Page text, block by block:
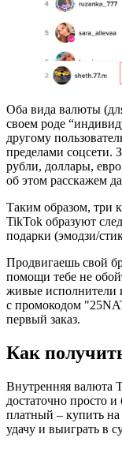
Оба вида валюты
своем роде
другому
пределами соцсети.
рубли, доллары,
об этом расскажем
Таким образом, три
TikTok образуют
подарки (эмодзи/
Продвигаешь свой
помощи тебе не
живые исполнители
с промокодом
первый заказ.
Как
Внутренняя валюта
достаточно просто и
платный – купить
удачу и выиграть в